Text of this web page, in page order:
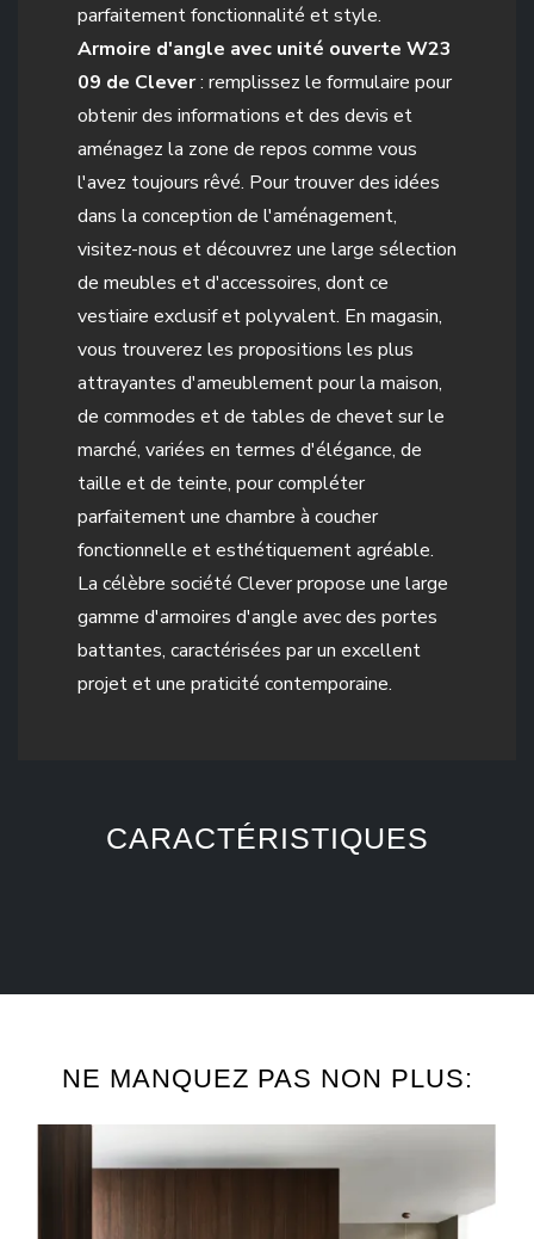
parfaitement fonctionnalité et style.
Armoire d'angle avec unité ouverte W23
09 de Clever: remplissez le formulaire pour
obtenir des informations et des devis et
aménagez la zone de repos comme vous
l'avez toujours rêvé. Pour trouver des idées
dans la conception de l'aménagement,
visitez-nous et découvrez une large sélection
de meubles et d'accessoires, dont ce
vestiaire exclusif et polyvalent. En magasin,
vous trouverez les propositions les plus
attrayantes d'ameublement pour la maison,
de commodes et de tables de chevet sur le
marché, variées en termes d'élégance, de
taille et de teinte, pour compléter
parfaitement une chambre à coucher
fonctionnelle et esthétiquement agréable.
La célèbre société Clever propose une large
gamme d'armoires d'angle avec des portes
battantes, caractérisées par un excellent
projet et une praticité contemporaine.
CARACTÉRISTIQUES
NE MANQUEZ PAS NON PLUS: